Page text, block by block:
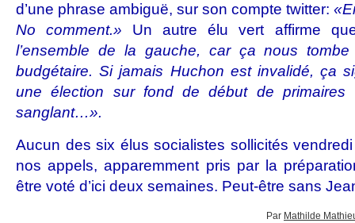
d’une phrase ambiguë, sur son compte twitter:
No comment.» Un autre élu vert affirme
l’ensemble de la gauche, car ça nous
budgétaire. Si jamais Huchon est invalidé, ça
une élection sur fond de début de primaires
sanglant…».
Aucun des six élus socialistes sollicités
nos appels, apparemment pris par la
être voté d’ici deux semaines. Peut-être sans
Par Mathilde